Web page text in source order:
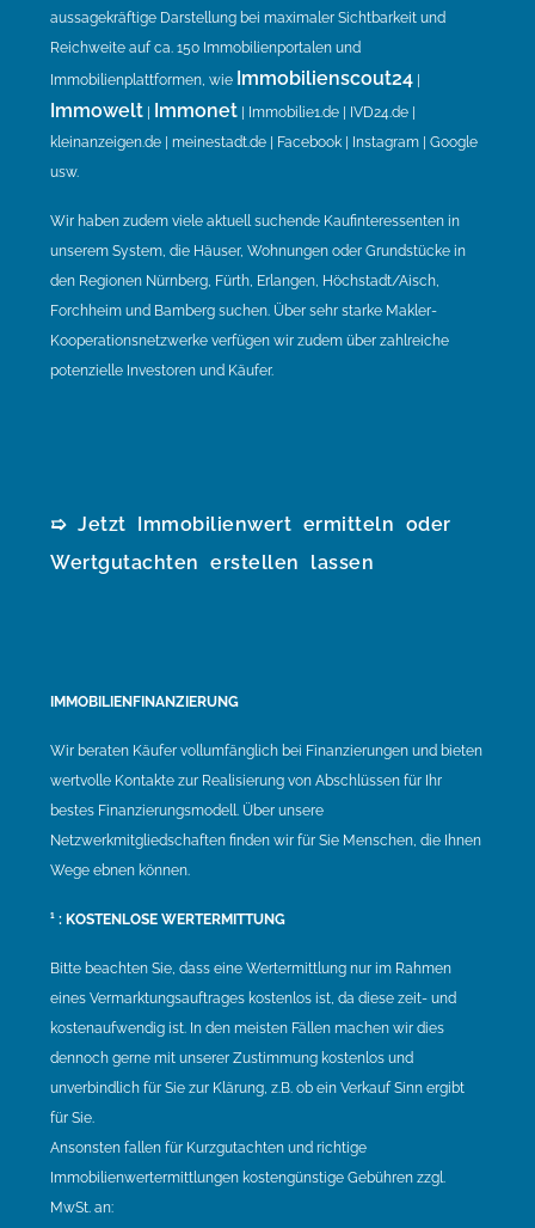
aussagekräftige Darstellung bei maximaler Sichtbarkeit und
Reichweite auf ca. 150 Immobilienportalen und
Immobilienplattformen, wie Immobilienscout24
Immowelt Immonet | Immobilie1.de | IVD24.de |
kleinanzeigen.de | meinestadt.de | Facebook | Instagram | Google
usw.
Wir haben zudem viele aktuell suchende Kaufinteressenten in
unserem System, die Häuser, Wohnungen oder Grundstücke in
den Regionen Nürnberg, Fürth, Erlangen, Höchstadt/Aisch,
Forchheim und Bamberg suchen. Über sehr starke Makler-
Kooperationsnetzwerke verfügen wir zudem über zahlreiche
potenzielle Investoren und Käufer.
➯ Jetzt Immobilienwert ermitteln oder
Wertgutachten erstellen lassen
IMMOBILIENFINANZIERUNG
Wir beraten Käufer vollumfänglich bei Finanzierungen und bieten
wertvolle Kontakte zur Realisierung von Abschlüssen für Ihr
bestes Finanzierungsmodell. Über unsere
Netzwerkmitgliedschaften finden wir für Sie Menschen, die Ihnen
Wege ebnen können.
¹ : KOSTENLOSE WERTERMITTUNG
Bitte beachten Sie, dass eine Wertermittlung nur im Rahmen
eines Vermarktungsauftrages kostenlos ist, da diese zeit- und
kostenaufwendig ist. In den meisten Fällen machen wir dies
dennoch gerne mit unserer Zustimmung kostenlos und
unverbindlich für Sie zur Klärung, z.B. ob ein Verkauf Sinn ergibt
für Sie.
Ansonsten fallen für Kurzgutachten und richtige
Immobilienwertermittlungen kostengünstige Gebühren zzgl.
MwSt. an: